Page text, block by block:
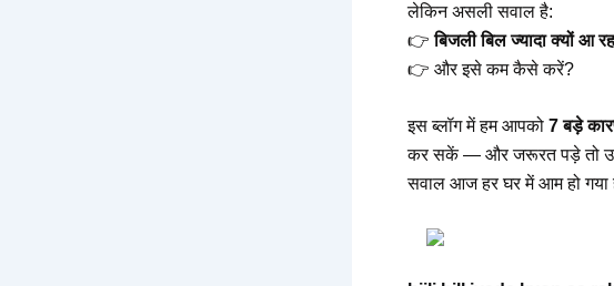
लेकिन असली सवाल है:
👉बिजली बिल ज्यादा क्यों आ
👉 और इसे कम कैसे करें?
इस ब्लॉग में हम आपको 7 बड़े
कर सकें — और जरूरत पड़े तो
सवाल आज हर घर में आम हो गया